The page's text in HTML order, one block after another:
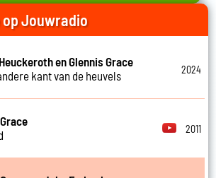
op Jouwradio
en Glennis Grace
kant van de heuvels
2024
2011